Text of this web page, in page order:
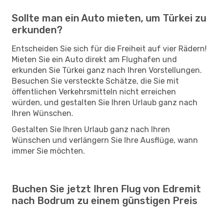
Sollte man ein Auto mieten, um Türkei zu
erkunden?
Entscheiden Sie sich für die Freiheit auf vier Rädern!
Mieten Sie ein Auto direkt am Flughafen und
erkunden Sie Türkei ganz nach Ihren Vorstellungen.
Besuchen Sie versteckte Schätze, die Sie mit
öffentlichen Verkehrsmitteln nicht erreichen
würden, und gestalten Sie Ihren Urlaub ganz nach
Ihren Wünschen.
Gestalten Sie Ihren Urlaub ganz nach Ihren
Wünschen und verlängern Sie Ihre Ausflüge, wann
immer Sie möchten.
Buchen Sie jetzt Ihren Flug von Edremit
nach Bodrum zu einem günstigen Preis